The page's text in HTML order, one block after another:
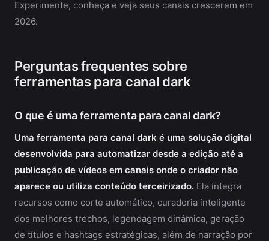
Experimente, conheça e veja seus canais crescerem em
2026.
Perguntas frequentes sobre
ferramentas para canal dark
O que é uma ferramenta para canal dark?
Uma ferramenta para canal dark é uma solução digital
desenvolvida para automatizar desde a edição até a
publicação de vídeos em canais onde o criador não
aparece ou utiliza conteúdo terceirizado. Ela integra
recursos como corte automático, curadoria inteligente
dos melhores trechos, legendagem dinâmica, geração
de títulos e hashtags estratégicas, além de narração por